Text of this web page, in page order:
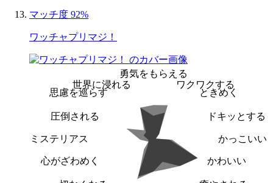
マッチ度 92%
ワッチャプリマジ！
勇気をもらえる
ワクワクする
ときめく
ドキッとする
かっこいい
かわいい
心がざわめく
ミステリアス
圧倒される
思慮を巡らす
世界に浸れる